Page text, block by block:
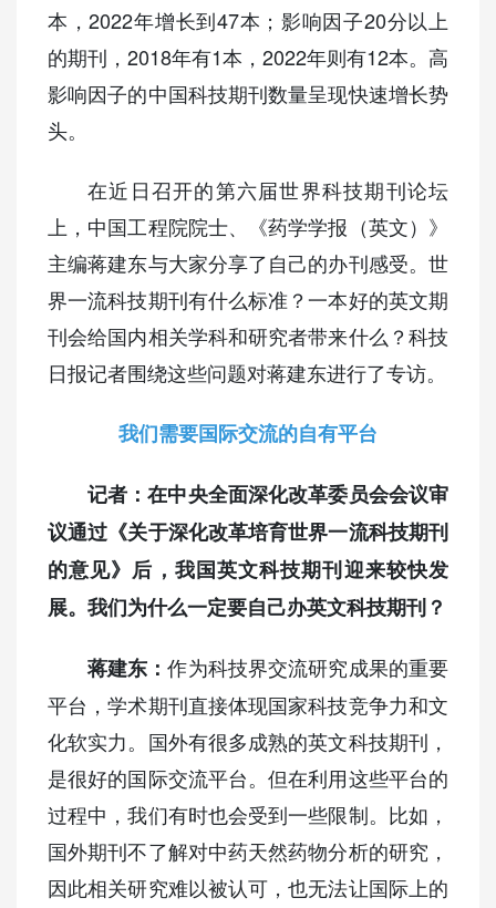
本，2022年增长到47本；影响因子20分以上
的期刊，2018年有1本，2022年则有12本。高
影响因子的中国科技期刊数量呈现快速增长势
头。
在近日召开的第六届世界科技期刊论坛
上，中国工程院院士、《药学学报（英文）》
主编蒋建东与大家分享了自己的办刊感受。世
界一流科技期刊有什么标准？一本好的英文期
刊会给国内相关学科和研究者带来什么？科技
日报记者围绕这些问题对蒋建东进行了专访。
我们需要国际交流的自有平台
记者：在中央全面深化改革委员会会议审
议通过《关于深化改革培育世界一流科技期刊
的意见》后，我国英文科技期刊迎来较快发
展。我们为什么一定要自己办英文科技期刊？
蒋建东：作为科技界交流研究成果的重要
平台，学术期刊直接体现国家科技竞争力和文
化软实力。国外有很多成熟的英文科技期刊，
是很好的国际交流平台。但在利用这些平台的
过程中，我们有时也会受到一些限制。比如，
国外期刊不了解对中药天然药物分析的研究，
因此相关研究难以被认可，也无法让国际上的